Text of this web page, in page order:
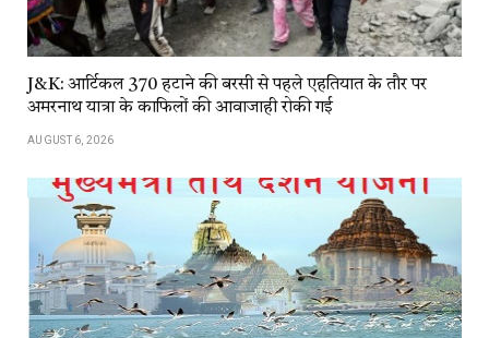
J&K: आर्टिकल 370 हटाने की बरसी से पहले एहतियात के तौर पर
अमरनाथ यात्रा के काफिलों की आवाजाही रोकी गई
AUGUST 6, 2026